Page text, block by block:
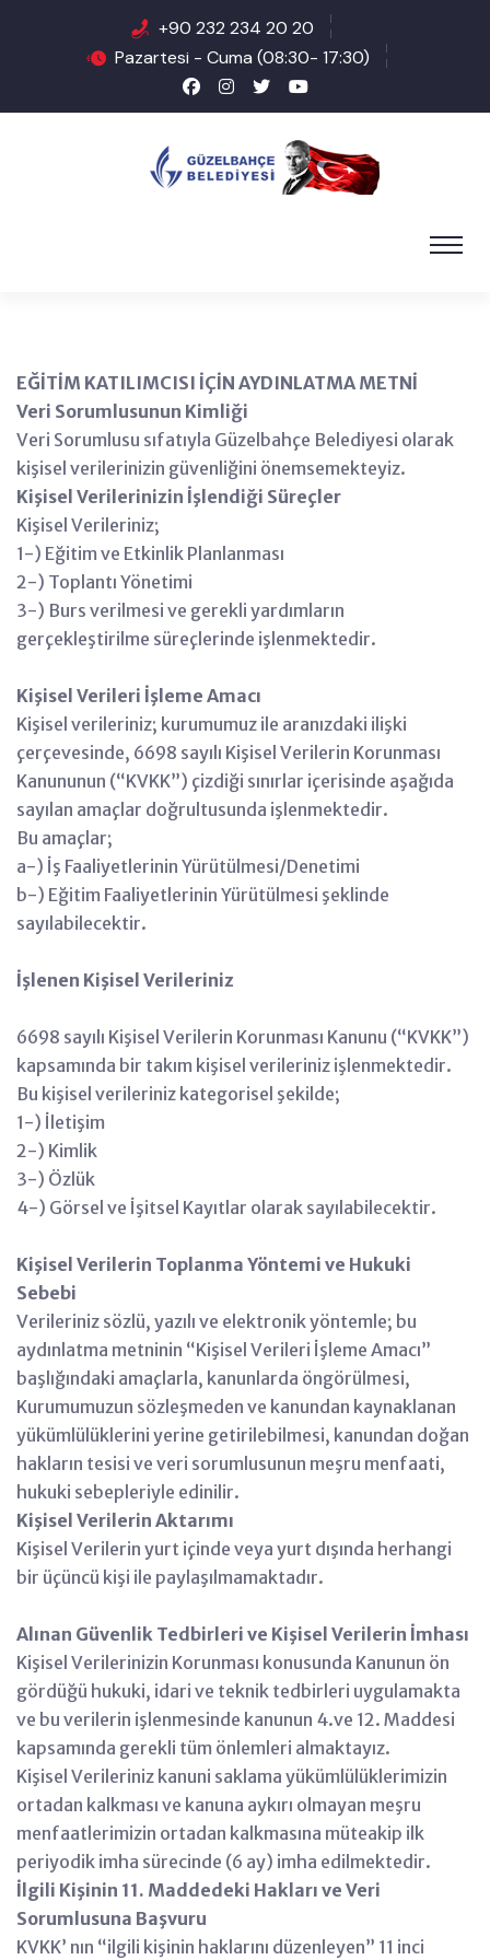
+90 232 234 20 20
Pazartesi - Cuma (08:30- 17:30)
EĞİTİM KATILIMCISI İÇİN AYDINLATMA METNİ
Veri Sorumlusunun Kimliği
Veri Sorumlusu sıfatıyla Güzelbahçe Belediyesi olarak
kişisel verilerinizin güvenliğini önemsemekteyiz.
Kişisel Verilerinizin İşlendiği Süreçler
Kişisel Verileriniz;
1-) Eğitim ve Etkinlik Planlanması
2-) Toplantı Yönetimi
3-) Burs verilmesi ve gerekli yardımların
gerçekleştirilme süreçlerinde işlenmektedir.
Kişisel Verileri İşleme Amacı
Kişisel verileriniz; kurumumuz ile aranızdaki ilişki
çerçevesinde, 6698 sayılı Kişisel Verilerin Korunması
Kanununun (“KVKK”) çizdiği sınırlar içerisinde aşağıda
sayılan amaçlar doğrultusunda işlenmektedir.
Bu amaçlar;
a-) İş Faaliyetlerinin Yürütülmesi/Denetimi
b-) Eğitim Faaliyetlerinin Yürütülmesi şeklinde
sayılabilecektir.
İşlenen Kişisel Verileriniz
6698 sayılı Kişisel Verilerin Korunması Kanunu (“KVKK”)
kapsamında bir takım kişisel verileriniz işlenmektedir.
Bu kişisel verileriniz kategorisel şekilde;
1-) İletişim
2-) Kimlik
3-) Özlük
4-) Görsel ve İşitsel Kayıtlar olarak sayılabilecektir.
Kişisel Verilerin Toplanma Yöntemi ve Hukuki
Sebebi
Verileriniz sözlü, yazılı ve elektronik yöntemle; bu
aydınlatma metninin “Kişisel Verileri İşleme Amacı”
başlığındaki amaçlarla, kanunlarda öngörülmesi,
Kurumumuzun sözleşmeden ve kanundan kaynaklanan
yükümlülüklerini yerine getirilebilmesi, kanundan doğan
hakların tesisi ve veri sorumlusunun meşru menfaati,
hukuki sebepleriyle edinilir.
Kişisel Verilerin Aktarımı
Kişisel Verilerin yurt içinde veya yurt dışında herhangi
bir üçüncü kişi ile paylaşılmamaktadır.
Alınan Güvenlik Tedbirleri ve Kişisel Verilerin İmhası
Kişisel Verilerinizin Korunması konusunda Kanunun ön
gördüğü hukuki, idari ve teknik tedbirleri uygulamakta
ve bu verilerin işlenmesinde kanunun 4.ve 12. Maddesi
kapsamında gerekli tüm önlemleri almaktayız.
Kişisel Verileriniz kanuni saklama yükümlülüklerimizin
ortadan kalkması ve kanuna aykırı olmayan meşru
menfaatlerimizin ortadan kalkmasına müteakip ilk
periyodik imha sürecinde (6 ay) imha edilmektedir.
İlgili Kişinin 11. Maddedeki Hakları ve Veri
Sorumlusuna Başvuru
KVKK’ nın “ilgili kişinin haklarını düzenleyen” 11 inci